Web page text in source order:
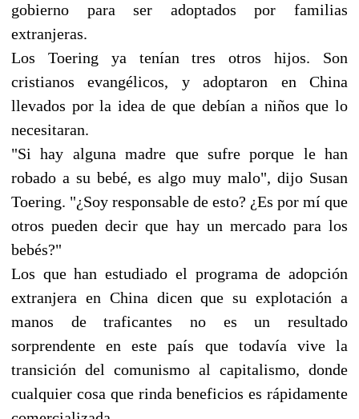
gobierno para ser adoptados por familias
extranjeras.
Los Toering ya tenían tres otros hijos. Son
cristianos evangélicos, y adoptaron en China
llevados por la idea de que debían a niños que lo
necesitaran.
"Si hay alguna madre que sufre porque le han
robado a su bebé, es algo muy malo", dijo Susan
Toering. "¿Soy responsable de esto? ¿Es por mí que
otros pueden decir que hay un mercado para los
bebés?"
Los que han estudiado el programa de adopción
extranjera en China dicen que su explotación a
manos de traficantes no es un resultado
sorprendente en este país que todavía vive la
transición del comunismo al capitalismo, donde
cualquier cosa que rinda beneficios es rápidamente